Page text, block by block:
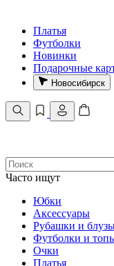
Платья
Футболки
Новинки
Подарочные
Новосибирск
Часто ищут
Юбки
Аксессуары
Рубашки и
Футболки и
Очки
Платья